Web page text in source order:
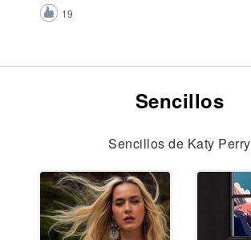
19
Sencillos
Sencillos de Katy Perry